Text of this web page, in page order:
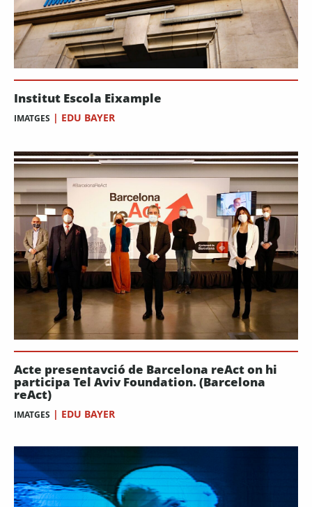
Institut Escola Eixample
IMATGES | EDU BAYER
Acte presentavció de Barcelona reAct on hi
participa Tel Aviv Foundation. (Barcelona
reAct)
IMATGES | EDU BAYER